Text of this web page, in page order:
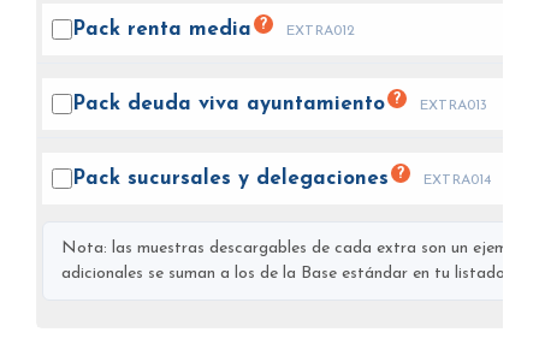
Pack renta media ? EXTRA012
Pack deuda viva ayuntamiento ? EXTRA013
Pack sucursales y delegaciones ? EXTRA014
Nota: las muestras descargables de cada extra son un
adicionales se suman a los de la Base estándar en tu listado